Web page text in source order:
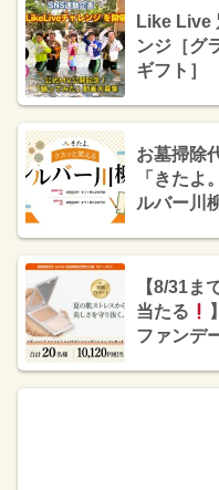
Like Live
ンジ［グ
ギフト］
お墓掃除
「きたよ
ルバー川
【8/31ま
当たる
ファンデ